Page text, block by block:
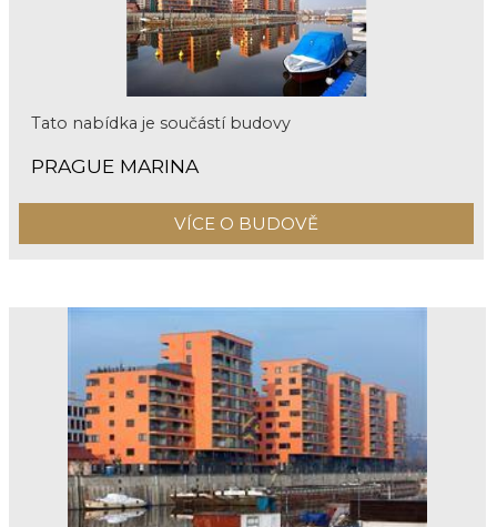
Tato nabídka je součástí budovy
PRAGUE MARINA
VÍCE O BUDOVĚ